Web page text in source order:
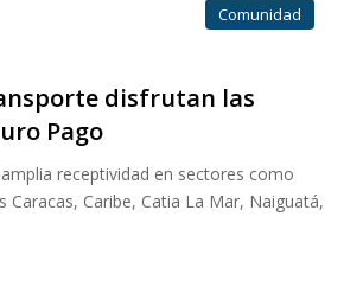
Comunidad
disfrutan las
Pago
receptividad en sectores como
Caracas, Caribe, Catia La Mar, Naiguatá,